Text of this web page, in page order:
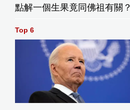
點解一個生果竟同佛祖有關？
Top 6